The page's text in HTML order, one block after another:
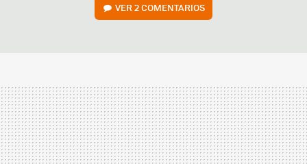
VER2 COMENTARIOS